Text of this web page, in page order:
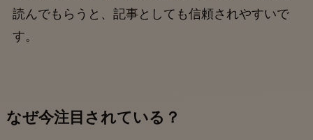
読んでもらうと、記事としても信頼されやすいで
す。
なぜ今注目されている？